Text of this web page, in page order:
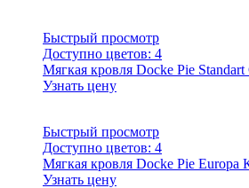
Быстрый просмотр
Доступно цветов: 4
Мягкая кровля Docke Pie Standart
Узнать цену
Быстрый просмотр
Доступно цветов: 4
Мягкая кровля Docke Pie Europa
Узнать цену